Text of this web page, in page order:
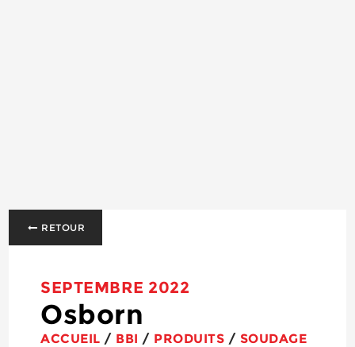
RETOUR
SEPTEMBRE 2022
Osborn
ACCUEIL / BBI / PRODUITS / SOUDAGE